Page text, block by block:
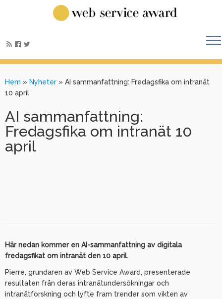
Hem » Nyheter » AI sammanfattning: Fredagsfika om intranät
10 april
AI sammanfattning:
Fredagsfika om intranät 10
april
Här nedan kommer en AI-sammanfattning av digitala
fredagsfikat om intranät den 10 april.
Pierre, grundaren av Web Service Award, presenterade
resultaten från deras intranätundersökningar och
intranätforskning och lyfte fram trender som vikten av